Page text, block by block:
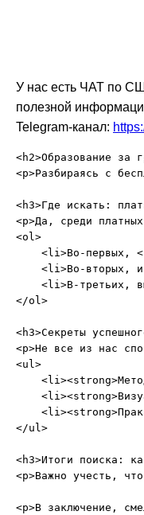
У нас есть ЧАТ по
полезной
Telegram-канал:
<h2>Образование за
<p>Разбираясь с
<h3>Где искать:
<p>Да, среди
<ol>
<li>Во-первых,
<li>Во-вторых,
<li>В-третьих,
</ol>
<h3>Секреты
<p>Не все из нас
<ul>
</ul>
<h3>Итоги поиска:
<p>Важно учесть,